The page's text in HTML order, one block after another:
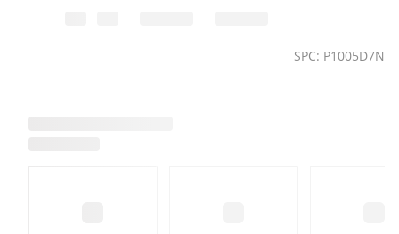
SPC: P1005D7N